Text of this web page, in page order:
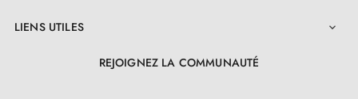
LIENS UTILES 
REJOIGNEZ LA COMMUNAUTÉ